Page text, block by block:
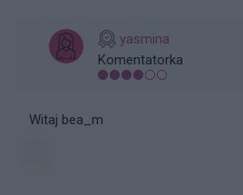
yasmina
Komentatorka
Witaj bea_m